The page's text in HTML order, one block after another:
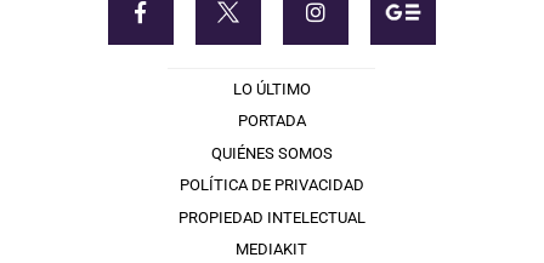
LO ÚLTIMO
PORTADA
QUIÉNES SOMOS
POLÍTICA DE PRIVACIDAD
PROPIEDAD INTELECTUAL
MEDIAKIT